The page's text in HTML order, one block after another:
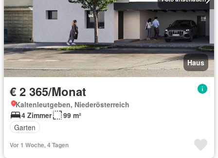
Haus
€ 2 365/Monat
Kaltenleutgeben, Niederösterreich
4 Zimmer
99 m²
Garten
Vor 1 Woche, 4 Tagen